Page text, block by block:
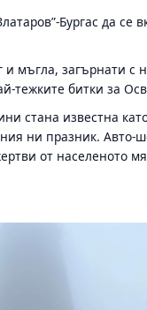
Бургас да се
и мъгла, загърнати
тежките битки за
стана известна
ни празник. Авто-
от населеното